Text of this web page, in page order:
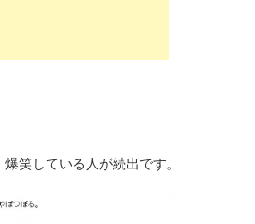
笑している人が続出です。